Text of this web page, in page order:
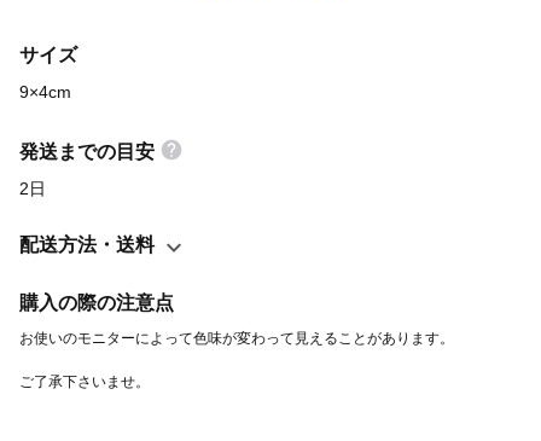
紐は簡単に取り外せますので、お好きなものに交換してお使い頂
くこともできます。 とても軽いのでお荷物が多めの方にも負担に
だいているお客さまが多いようです。 私も３年ほどねずみさんバ
ージョンを毎日使い続けています☻ 幼稚園のお迎えの後や病院の
ょっとしたおままごと遊びが出来ます。 大切な鍵なのでお子さま
「お腹すいた〜！石ころケーキが食べたいなぁ」ときつねさんを
動かすと、ご近所のお友達も一緒に石ころをいくつも並べてくれ
呂にして入ったり‥きつねさんの生活を子供たちと作っていくの
サイズ
9×4cm
発送までの目安
2日
配送方法・送料
購入の際の注意点
ご了承下さいませ。